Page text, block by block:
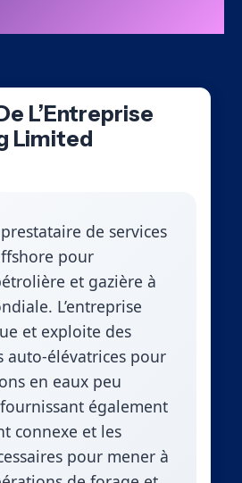
L’Entreprise
Limited
de services
pour
et gazière à
L’entreprise
et exploite des
auto-élévatrices pour
en eaux peu
également
connexe et les
pour mener à